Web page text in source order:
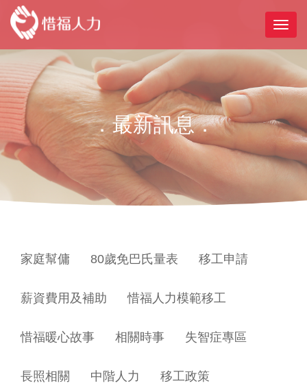
．最新訊息．
家庭幫傭 80歲免巴氏量表 移工申請
薪資費用及補助 惜福人力模範移工
惜福暖心故事 相關時事 失智症專區
長照相關 中階人力 移工政策